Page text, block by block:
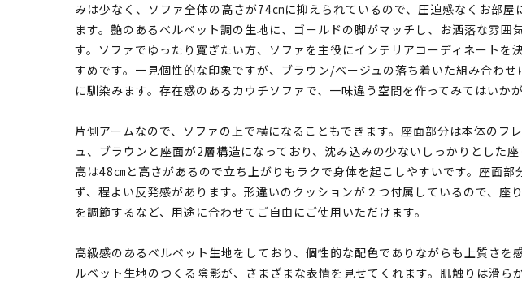
みは少なく、ソファ全体の高さが74㎝に抑えられているので、圧迫感なくお部屋
ます。艶のあるベルベット調の生地に、ゴールドの脚がマッチし、お洒落な雰囲
す。ソファでゆったり寛ぎたい方、ソファを主役にインテリアコーディネートを
すめです。一見個性的な印象ですが、ブラウン/ベージュの落ち着いた組み合わせ
に馴染みます。存在感のあるカウチソファで、一味違う空間を作ってみてはいかが
片側アームなので、ソファの上で横になることもできます。座面部分は本体のフ
ュ、ブラウンと座面が2層構造になっており、沈み込みの少ないしっかりとした
高は48㎝と高さがあるので立ち上がりもラクで身体を起こしやすいです。座面部
ず、程よい反発感があります。形違いのクッションが２つ付属しているので、座
を調節するなど、用途に合わせてご自由にご使用いただけます。
高級感のあるベルベット生地をしており、個性的な配色でありながらも上質さを
ルベット生地のつくる陰影が、さまざまな表情を見せてくれます。肌触りは滑ら